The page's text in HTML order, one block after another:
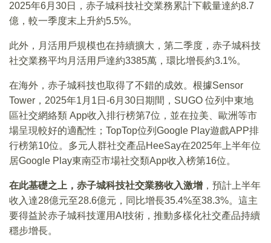
2025年6月30日，赤子城科技社交業務累計下載量達約8.7
億，較一季度末上升約5.5%。
此外，月活用戶規模也在持續擴大，第二季度，赤子城科技
社交業務平均月活用戶達約3385萬，環比增長約3.1%。
在海外，赤子城科技也取得了不錯的成效。根據Sensor
Tower，2025年1月1日-6月30日期間，SUGO 位列中東地
區社交網絡類 App收入排行榜第7位，並在拉美、歐洲等市
場呈現較好的適配性；TopTop位列Google Play遊戲APP排
行榜第10位。多元人群社交產品HeeSay在2025年上半年位
居Google Play東南亞市場社交類App收入榜第16位。
在此基礎之上，赤子城科技社交業務收入激增 ，預計上半年
收入達28億元至28.6億元，同比增長35.4%至38.3%。這主
要得益於赤子城科技運用AI技術，推動多樣化社交產品持續
穩步增長。